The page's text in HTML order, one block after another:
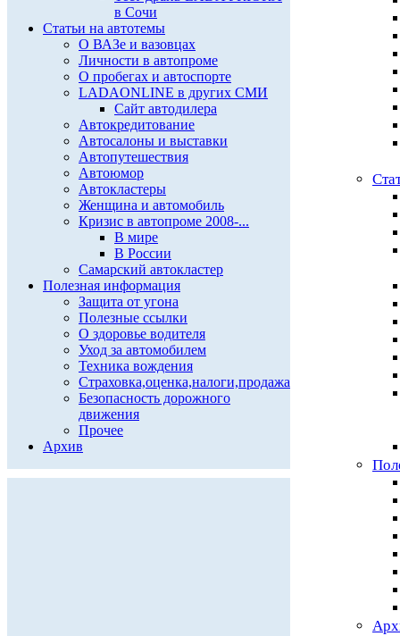
в Сочи
Статьи на автотемы
О ВАЗе и вазовцах
Личности в автопроме
О пробегах и автоспорте
LADAONLINE в других СМИ
Сайт автодилера
Автокредитование
Автосалоны и выставки
Автопутешествия
Автоюмор
Автокластеры
Женщина и автомобиль
Кризис в автопроме 2008-...
В мире
В России
Самарский автокластер
Полезная информация
Защита от угона
Полезные ссылки
О здоровье водителя
Уход за автомобилем
Техника вождения
Страховка,оценка,налоги,продажа
Безопасность дорожного
движения
Прочее
Архив